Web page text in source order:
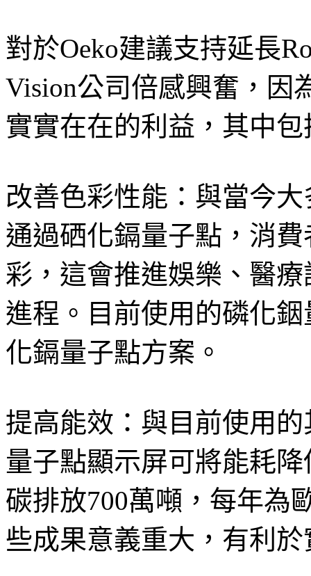
對於Oeko建議支持延長
Vision公司倍感興奮，因
實實在在的利益，其中包
改善色彩性能：與當今
通過硒化鎘量子點，消
彩，這會推進娛樂、醫
進程。目前使用的磷化
化鎘量子點方案。
提高能效：與目前使用
量子點顯示屏可將能耗
碳排放700萬噸，每年為
些成果意義重大，有利